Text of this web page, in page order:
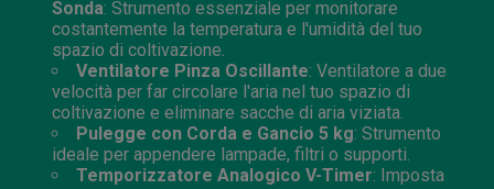
Sonda: Strumento essenziale per monitorare
costantemente la temperatura e l'umidità del tuo
spazio di coltivazione.
Ventilatore Pinza Oscillante: Ventilatore a due
velocità per far circolare l'aria nel tuo spazio di
coltivazione e eliminare sacche di aria viziata.
Pulegge con Corda e Gancio 5 kg: Strumento
ideale per appendere lampade, filtri o supporti.
Temporizzatore Analogico V-Timer: Imposta